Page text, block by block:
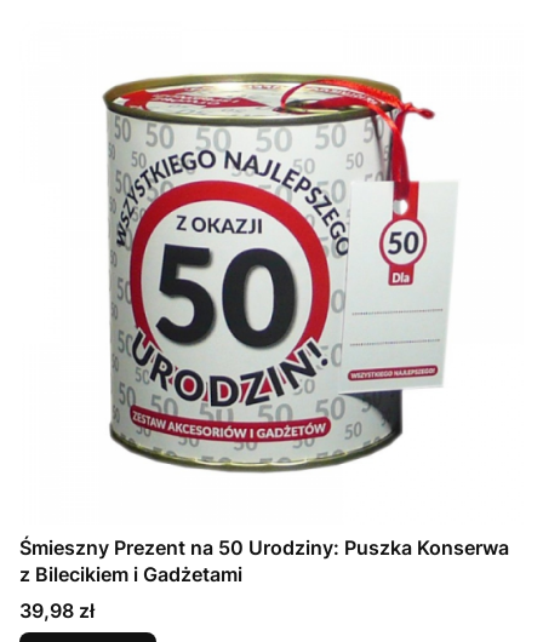
Śmieszny Prezent na 50 Urodziny: Puszka Konserwa
z Bilecikiem i Gadżetami
Cena
39,98 zł